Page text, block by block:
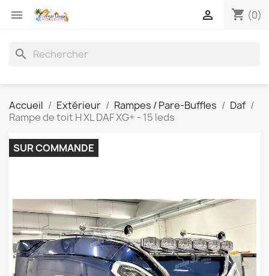
 shopping_cart (0)

search
Accueil Extérieur Rampes / Pare-Buffles
Daf
Rampe de toit H XL DAF XG+ - 15 leds
SUR COMMANDE